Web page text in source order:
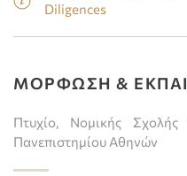
Diligences
ΜΟΡΦΩΣΗ &
Πτυχίο, Νομικής Σχολής
Πανεπιστημίου Αθηνών